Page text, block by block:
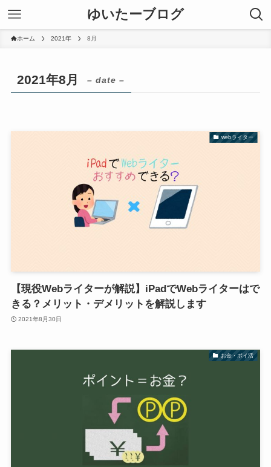
ゆいたーブログ
ホーム 2021年 8月
2021年8月 – date –
webライター
【現役Webライターが解説】iPadでWebライターはで
きる？メリット・デメリットを解説します
2021年8月30日
お金・ポイ活